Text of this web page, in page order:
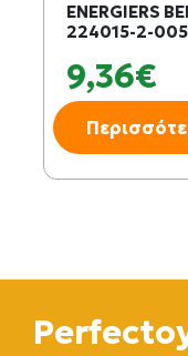
ENERGIERS
224015-2-
9,36€